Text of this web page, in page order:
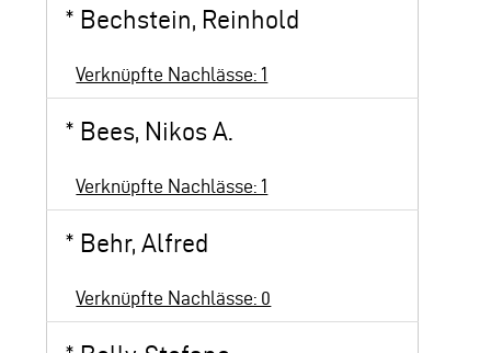
* Bechstein, Reinhold
Verknüpfte Nachlässe: 1
* Bees, Nikos A.
Verknüpfte Nachlässe: 1
* Behr, Alfred
Verknüpfte Nachlässe: 0